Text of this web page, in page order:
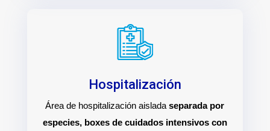
Hospitalización
Área de hospitalización aisladaseparada por
especies, boxes de cuidados intensivos con